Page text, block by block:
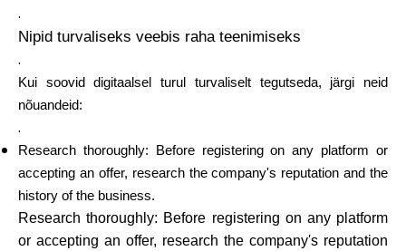
.
Nipid turvaliseks veebis raha teenimiseks
.
Kui soovid digitaalsel turul turvaliselt tegutseda, järgi neid
nõuandeid:
.
Research thoroughly: Before registering on any platform or
accepting an offer, research the company's reputation and the
history of the business.
Research thoroughly: Before registering on any platform
or accepting an offer, research the company's reputation